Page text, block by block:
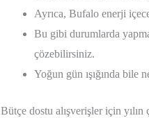
Ayrıca, Bufalo enerji
Bu gibi durumlarda
çözebilirsiniz.
Yoğun gün ışığında
Bütçe dostu alışverişler için